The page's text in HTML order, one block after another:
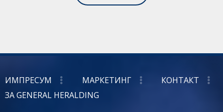
ИМПРЕСУМ МАРКЕТИНГ
КОНТАКТ
ЗА GENERAL HERALDING